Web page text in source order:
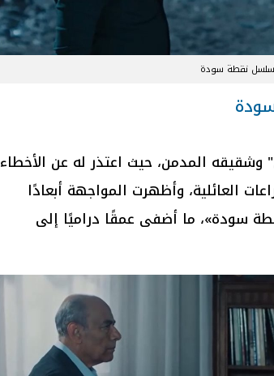
نقطة سودة
المدمن، حيث اعتذر له عن الأخطاء
العائلية، وأظهرت المواجهة أبعادًا
سودة»، ما أضفى عمقًا دراميًا إلى